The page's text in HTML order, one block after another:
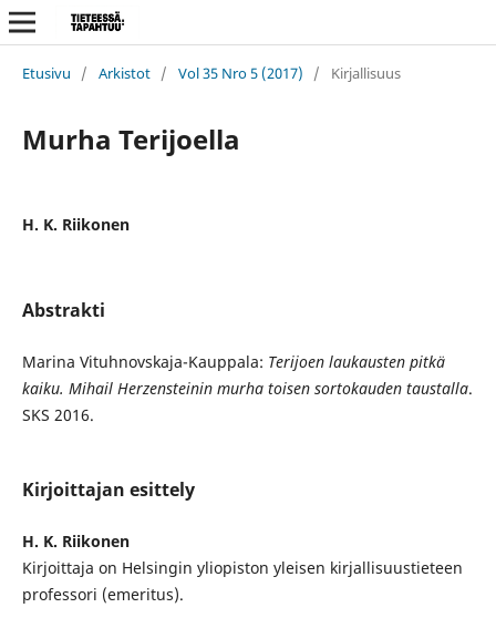
Etusivu / Arkistot / Vol 35 Nro 5 (2017) / Kirjallisuus
Murha Terijoella
H. K. Riikonen
Abstrakti
Marina Vituhnovskaja-Kauppala: Terijoen laukausten pitkä
kaiku. Mihail Herzensteinin murha toisen sortokauden taustalla.
SKS 2016.
Kirjoittajan esittely
H. K. Riikonen
Kirjoittaja on Helsingin yliopiston yleisen kirjallisuustieteen
professori (emeritus).